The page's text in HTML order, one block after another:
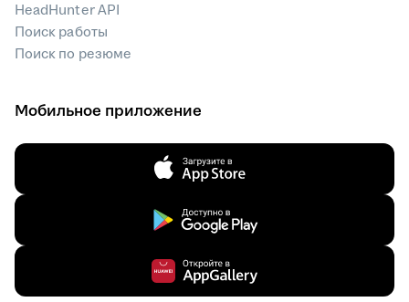
HeadHunter API
Поиск работы
Поиск по резюме
Мобильное приложение